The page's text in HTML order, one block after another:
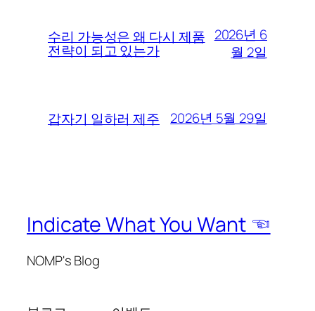
수리 가능성은 왜 다시 제품
전략이 되고 있는가
2026년 6
월 2일
갑자기 일하러 제주 2026년 5월 29일
Indicate What You Want ☜
NOMP's Blog